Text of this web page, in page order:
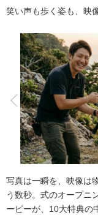
オプション
アクセス/TEL
こだわりポイント
海での撮影
笑い声も歩く姿も、映
写真は一瞬を、映像は
う数秒。式のオープニ
ービーが、10大特典の